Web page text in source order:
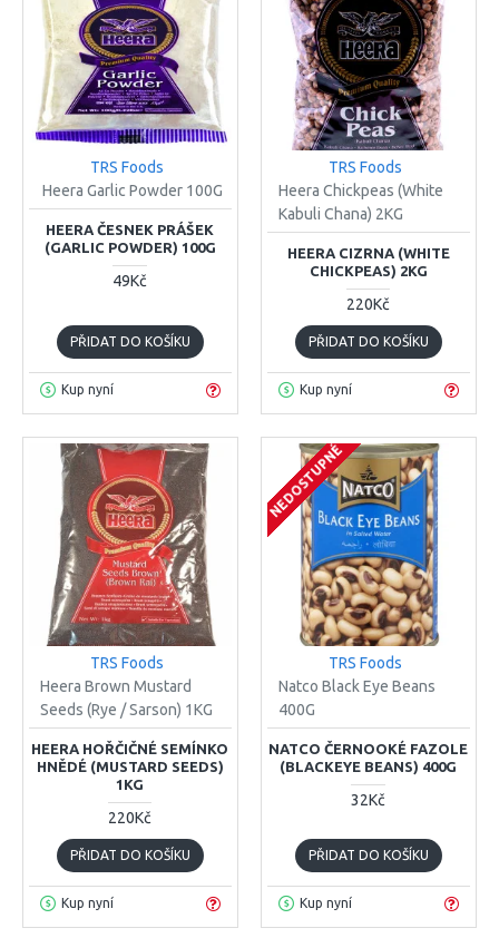
TRS Foods
Heera Garlic Powder 100G
HEERA ČESNEK PRÁŠEK
(GARLIC POWDER) 100G
49Kč
PŘIDAT DO KOŠÍKU
Kup nyní
TRS Foods
Heera Chickpeas (White
Kabuli Chana) 2KG
HEERA CIZRNA (WHITE
CHICKPEAS) 2KG
220Kč
PŘIDAT DO KOŠÍKU
Kup nyní
TRS Foods
Heera Brown Mustard
Seeds (Rye / Sarson) 1KG
HEERA HOŘČIČNÉ SEMÍNKO
HNĚDÉ (MUSTARD SEEDS)
1KG
220Kč
PŘIDAT DO KOŠÍKU
Kup nyní
NEDOSTUPNÉ
TRS Foods
Natco Black Eye Beans
400G
NATCO ČERNOOKÉ FAZOLE
(BLACKEYE BEANS) 400G
32Kč
PŘIDAT DO KOŠÍKU
Kup nyní